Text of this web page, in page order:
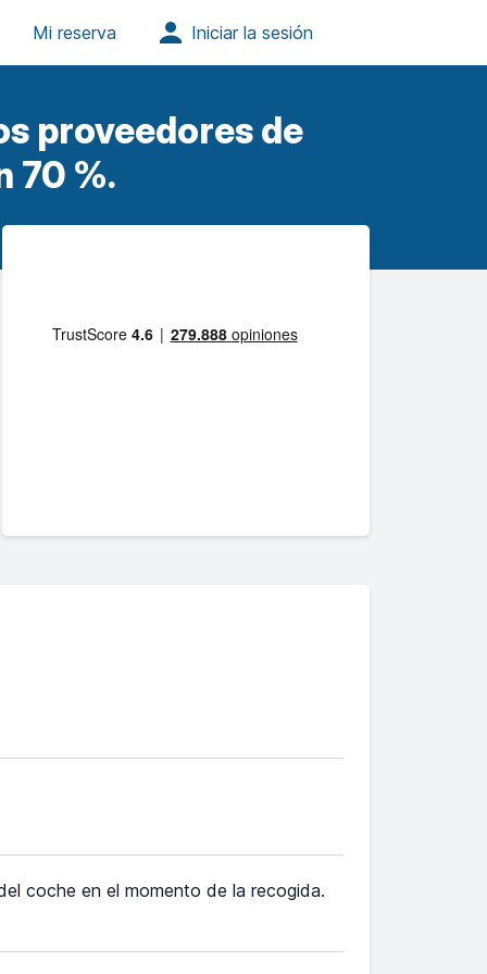
proveedores de
70 %.
coche en el momento de la recogida.